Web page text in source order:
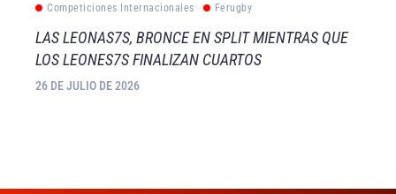
Competiciones Internacionales Ferugby
LAS LEONAS7S, BRONCE EN SPLIT MIENTRAS QUE
LOS LEONES7S FINALIZAN CUARTOS
26 DE JULIO DE 2026